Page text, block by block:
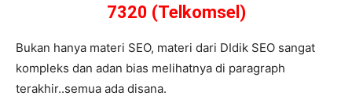
7320 (Telkomsel)
Bukan hanya materi SEO, materi dari DIdik SEO sangat
kompleks dan adan bias melihatnya di paragraph
terakhir..semua ada disana.